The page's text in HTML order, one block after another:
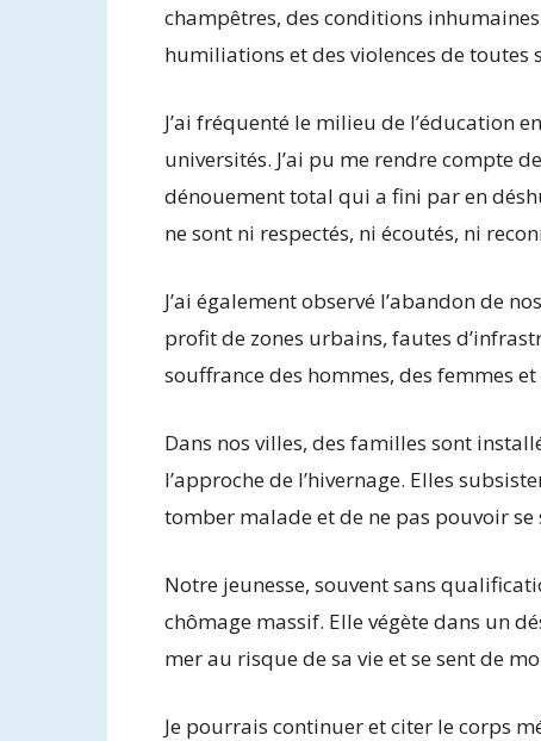
champêtres, des conditions
humiliations et des violences de toutes
J’ai fréquenté le milieu de l’éducation
universités. J’ai pu me rendre compte
dénouement total qui a fini par en
ne sont ni respectés, ni écoutés, ni
J’ai également observé l’abandon de
profit de zones urbains, fautes
souffrance des hommes, des femmes
Dans nos villes, des familles sont
l’approche de l’hivernage. Elles
tomber malade et de ne pas pouvoir se
Notre jeunesse, souvent sans
chômage massif. Elle végète dans un
mer au risque de sa vie et se sent de
Je pourrais continuer et citer le corps